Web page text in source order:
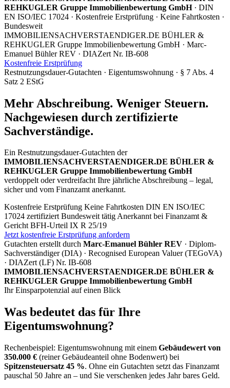
REHKUGLER Gruppe Immobilienbewertung GmbH· DIN
EN ISO/IEC 17024 · Kostenfreie Erstprüfung · Keine Fahrtkosten ·
Bundesweit
IMMOBILIENSACHVERSTAENDIGER.DE BÜHLER &
REHKUGLER Gruppe Immobilienbewertung GmbH · Marc-
Emanuel Bühler REV · DIAZert Nr. IB-608
Kostenfreie Erstprüfung
Restnutzungsdauer-Gutachten · Eigentumswohnung · § 7 Abs. 4
Satz 2 EStG
Mehr Abschreibung. Weniger Steuern.
Nachgewiesen durch zertifizierte
Sachverständige.
Ein Restnutzungsdauer-Gutachten der
IMMOBILIENSACHVERSTAENDIGER.DE BÜHLER &
REHKUGLER Gruppe Immobilienbewertung GmbH
verdoppelt oder verdreifacht Ihre jährliche Abschreibung – legal,
sicher und vom Finanzamt anerkannt.
Kostenfreie Erstprüfung Keine Fahrtkosten DIN EN ISO/IEC
17024 zertifiziert Bundesweit tätigAnerkannt bei Finanzamt &
Gericht BFH-Urteil IX R 25/19
Jetzt kostenfreie Erstprüfung anfordern
Gutachten erstellt durch Marc-Emanuel Bühler REV · Diplom-
Sachverständiger (DIA) · Recognised European Valuer (TEGoVA)
· DIAZert (LF) Nr. IB-608
IMMOBILIENSACHVERSTAENDIGER.DE BÜHLER &
REHKUGLER Gruppe Immobilienbewertung GmbH
Ihr Einsparpotenzial auf einen Blick
Was bedeutet das für Ihre
Eigentumswohnung?
Rechenbeispiel: Eigentumswohnung mit einem Gebäudewert von
350.000 € (reiner Gebäudeanteil ohne Bodenwert) bei
Spitzensteuersatz 45 %. Ohne ein Gutachten setzt das Finanzamt
pauschal 50 Jahre an – und Sie verschenken jedes Jahr bares Geld.